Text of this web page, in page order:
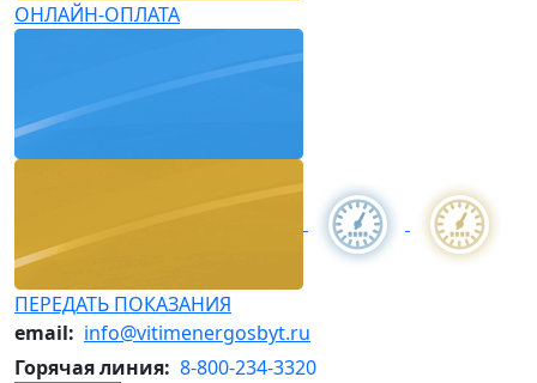
ОНЛАЙН-ОПЛАТА
ПЕРЕДАТЬ ПОКАЗАНИЯ
email: info@vitimenergosbyt.ru
Горячая линия: 8-800-234-3320